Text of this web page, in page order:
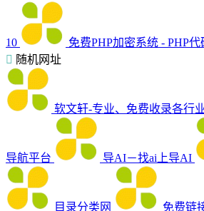
10
免费PHP加密系统 - PHP
随机网址
软文轩-专业、免费收录各行
导航平台 导AI－找ai上导AI
目录分类网 免费链